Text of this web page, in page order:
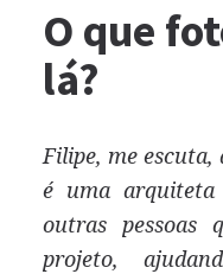
O que
lá?
Filipe, me escuta,
é uma
outras pessoas
projeto,